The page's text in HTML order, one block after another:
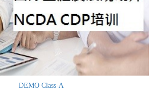
DEMO Class-A